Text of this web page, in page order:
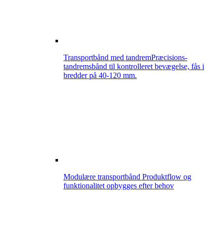
Transportbånd med tandremPræcisions-
tandremsbånd til kontrolleret bevægelse, fås i
bredder på 40-120 mm.
Modulære transportbånd Produktflow og
funktionalitet opbygges efter behov